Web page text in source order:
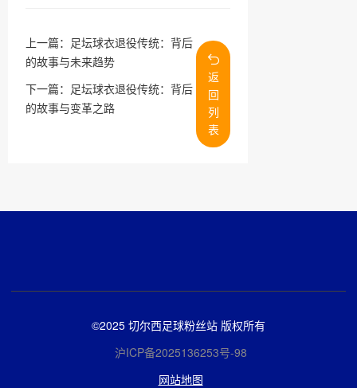
上一篇： 足坛球衣退役传统：背后
的故事与未来趋势
下一篇： 足坛球衣退役传统：背后
的故事与变革之路
返
回
列
表
©2025 切尔西足球粉丝站 版权所有
沪ICP备2025136253号-98
网站地图